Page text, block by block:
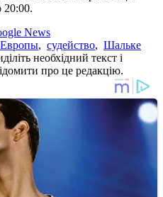
20:00.
News
, судейство, Шальке
необхідний текст і
про це редакцію.